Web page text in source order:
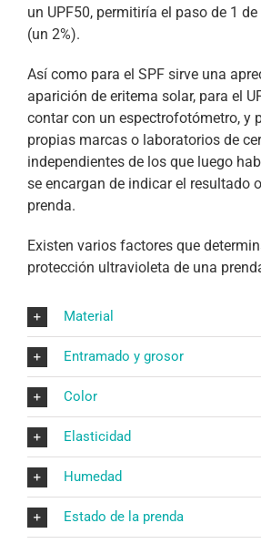
un UPF50, permitiría el paso de 1
(un 2%).
Así como para el SPF sirve una
aparición de eritema solar, para el
contar con un espectrofotómetro, y
propias marcas o laboratorios de
independientes de los que luego
se encargan de indicar el resultado
prenda.
Existen varios factores que
protección ultravioleta de una
Material
Entramado y grosor
Color
Elasticidad
Humedad
Estado de la prenda